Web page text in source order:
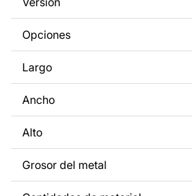
a tus necesidades. Si necesitas
metal, ponte en contacto con
Si tienes alguna pregunta o
cualquier momento: estamos
Opciones
Largo
Ancho
Alto
Grosor del metal